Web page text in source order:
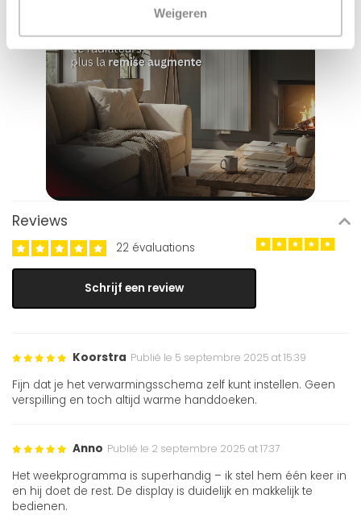
Weigeren
Reviews
22 évaluations
Schrijf een review
Koorstra Publié le 5 septembre 2025 at 15:39
Fijn dat je het verwarmingsschema zelf kunt instellen. Geen
verspilling en toch altijd warme handdoeken.
Anno Publié le 2 septembre 2025 at 17:37
Het weekprogramma is superhandig – ik stel hem één keer in
en hij doet de rest. De display is duidelijk en makkelijk te
bedienen.